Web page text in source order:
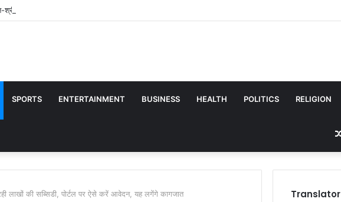
श्रीलंका XI प्रैक्टिस मैच क्या टीवी पर आएगा लाइव? कितने बजे शुरू होगा मुकाबला, कहां देखें लाइव स्ट्रीमिंग
SPORTS ENTERTAINMENT BUSINESS HEALTH POLITICS RELIGION
लाखों की सब्सिडी, पोर्टल पर ऐसे करें आवेदन, यह लगेंगे कागजात Translator